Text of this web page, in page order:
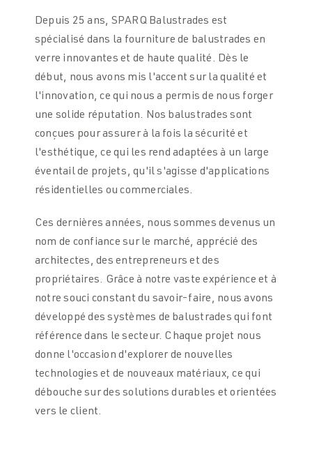
Depuis 25 ans, SPARQ Balustrades est
spécialisé dans la fourniture de balustrades en
verre innovantes et de haute qualité. Dès le
début, nous avons mis l'accent sur la qualité et
l'innovation, ce qui nous a permis de nous forger
une solide réputation. Nos balustrades sont
conçues pour assurer à la fois la sécurité et
l'esthétique, ce qui les rend adaptées à un large
éventail de projets, qu'il s'agisse d'applications
résidentielles ou commerciales.
Ces dernières années, nous sommes devenus un
nom de confiance sur le marché, apprécié des
architectes, des entrepreneurs et des
propriétaires. Grâce à notre vaste expérience et à
notre souci constant du savoir-faire, nous avons
développé des systèmes de balustrades qui font
référence dans le secteur. Chaque projet nous
donne l'occasion d'explorer de nouvelles
technologies et de nouveaux matériaux, ce qui
débouche sur des solutions durables et orientées
vers le client.